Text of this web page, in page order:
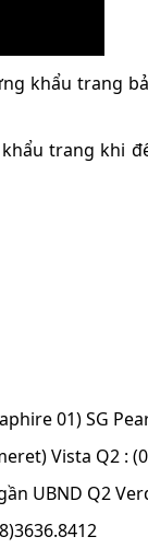
khẩu trang
trang khi
01) SG
Vista Q2 :
UBND Q2